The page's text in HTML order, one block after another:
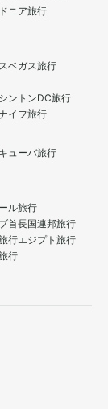
ニア旅行
ベガス旅行
ントンDC旅行
イフ旅行
キューバ旅行
ル旅行
首長国連邦旅行
行エジプト旅行
行